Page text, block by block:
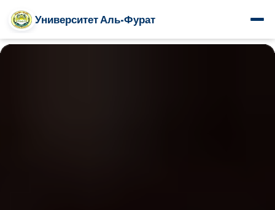
Университет Аль-Фурат
www.alfuratuniv.edu.sy